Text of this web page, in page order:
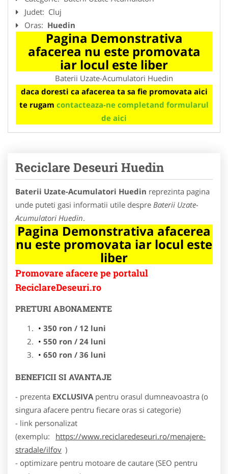
Judet: Cluj
Oras: Huedin
Pagina Demonstrativa
afacerea nu este promovata
iar locul este liber
Baterii Uzate-Acumulatori Huedin
daca doresti ca afacerea ta sa fie promovata aici
te rugam contacteaza-ne completand formularul
de aici
Reciclare Deseuri Huedin
Baterii Uzate-Acumulatori Huedin reprezinta pagina
unde puteti gasi informatii utile despre Baterii Uzate-
Acumulatori Huedin.
Pagina Demonstrativa afacerea
nu este promovata iar locul este
liber
Promovare afacere pe portalul
ReciclareDeseuri.ro
PRETURI ABONAMENTE
350 ron / 12 luni
550 ron / 24 luni
650 ron / 36 luni
BENEFICII SI AVANTAJE
- prezenta EXCLUSIVApentru orasul dumneavoastra (o
singura afacere pentru fiecare oras si categorie)
- link personalizat
(exemplu:
https://www.reciclaredeseuri.ro/menajere-
stradale/ilfov )
- optimizare pentru motoare de cautare (SEO pentru